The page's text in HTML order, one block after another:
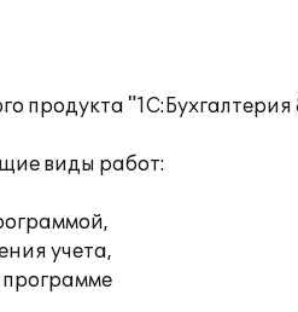
продукта
виды работ:
учета,